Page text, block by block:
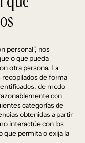
personal", nos
o que pueda
otra persona. La
recopilados de forma
de modo
con
categorías de
obtenidas a partir
interactúe con los
que permita o exija la